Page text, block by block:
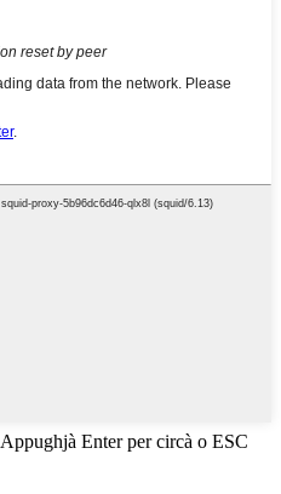
Appughjà Enter per circà o ESC